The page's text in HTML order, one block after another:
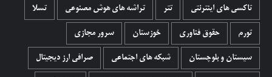
تاکسی های اینترنتی تتر تراشه های هوش مصنوعی تسلا
تورم حقوق فناوری خوزستان سرور مجازی
سیستان و بلوچستان شبکه های اجتماعی صرافی ارز دیجیتال